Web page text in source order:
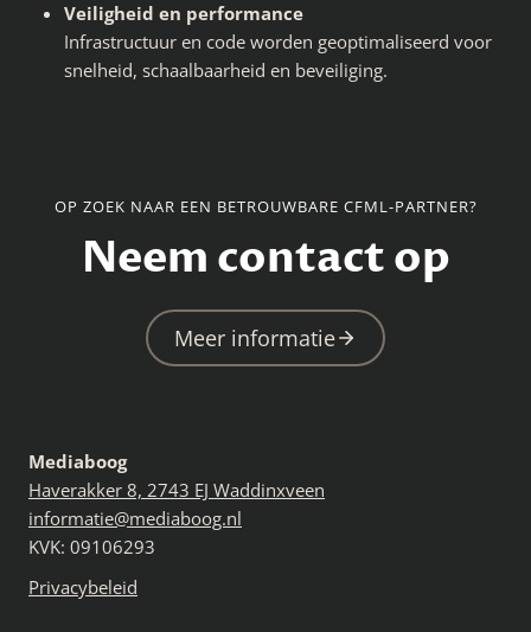
Veiligheid en performance
Infrastructuur en code worden geoptimaliseerd voor
snelheid, schaalbaarheid en beveiliging.
OP ZOEK NAAR EEN BETROUWBARE CFML-PARTNER?
Neem contact op
Meer informatie
Mediaboog
Haverakker 8, 2743 EJ Waddinxveen
informatie@mediaboog.nl
KVK: 09106293
Privacybeleid